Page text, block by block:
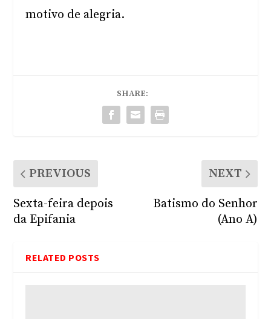
motivo de alegria.
SHARE:
PREVIOUS
Sexta-feira depois
da Epifania
NEXT
Batismo do Senhor
(Ano A)
RELATED POSTS